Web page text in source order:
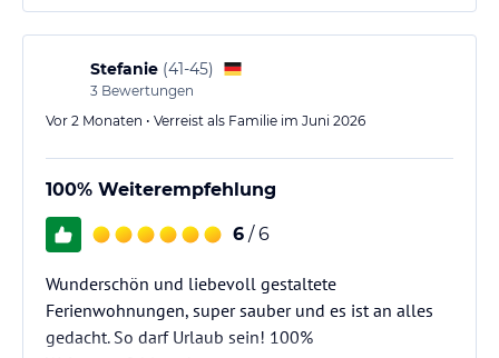
Stefanie (41-45)
3 Bewertungen
Vor 2 Monaten • Verreist als Familie im Juni 2026
100% Weiterempfehlung
6 / 6
Wunderschön und liebevoll gestaltete
Ferienwohnungen, super sauber und es ist an alles
gedacht. So darf Urlaub sein! 100%